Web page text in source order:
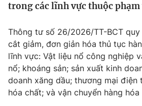
Tin tức
Thế giới đó đây
Câu chuyện quốc tế
Tài chính
Thị trường
Góc doanh nghiệp
Dữ liệu và đời sống
Truyền hình
Phim VTV
trong các lĩnh vực thuộc phạm
Thông tư số 26/2026/TT-BCT
cắt giảm, đơn giản hóa thủ tục
lĩnh vực: Vật liệu nổ công nghiệp
nổ; khoáng sản; sản xuất kinh
doanh xăng dầu; thương mại điện
hóa chất; và vận chuyển hàng hóa